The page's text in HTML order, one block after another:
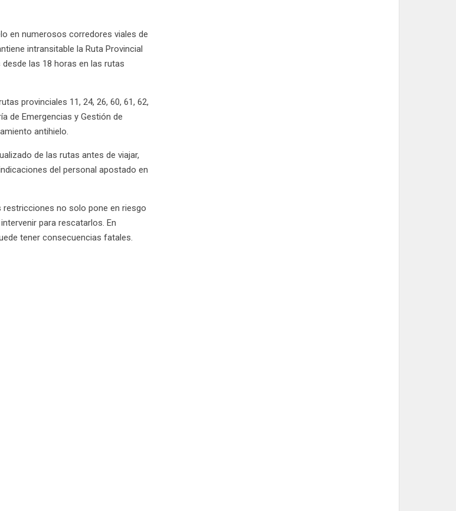
en numerosos corredores viales de
intransitable la Ruta Provincial
las 18 horas en las rutas
provinciales 11, 24, 26, 60, 61, 62,
de Emergencias y Gestión de
antihielo.
de las rutas antes de viajar,
del personal apostado en
restricciones no solo pone en riesgo
para rescatarlos. En
tener consecuencias fatales.